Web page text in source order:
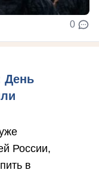
0
День
России,
в